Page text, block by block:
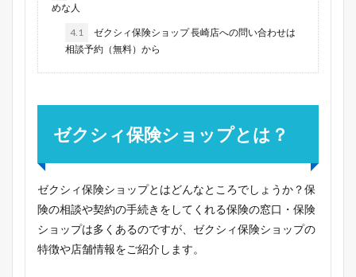
めな人
4.1
ゼクシィ保険ショップ 長崎店への問い合わせは
相談予約（無料）から
ゼクシィ保険ショップとは？
ゼクシィ保険ショップとはどんなところでしょうか？保
険の相談や契約の手続きをしてくれる保険の窓口・保険
ショップは多くあるのですが、ゼクシィ保険ショップの
特徴や店舗情報をご紹介します。